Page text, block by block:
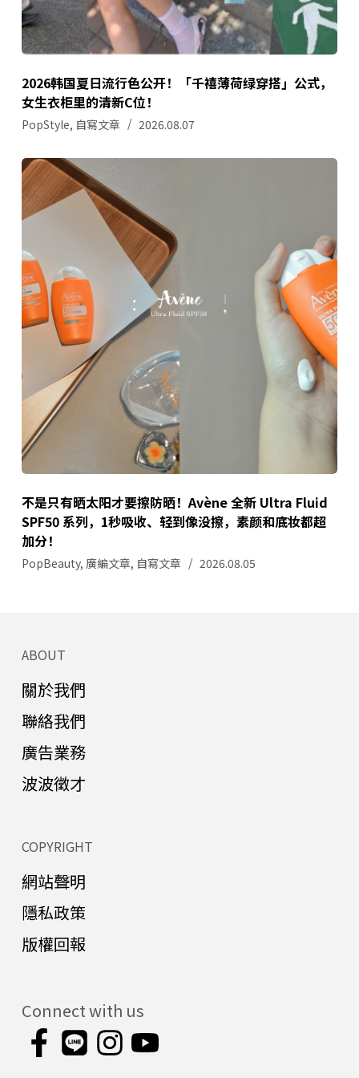
2026韩国夏日流行色公开！「千禧薄荷绿穿搭」公式，
女生衣柜里的清新C位！
PopStyle, 自寫文章 2026.08.07
不是只有晒太阳才要擦防晒！Avène 全新 Ultra Fluid
SPF50 系列，1秒吸收、轻到像没擦，素颜和底妆都超
加分！
PopBeauty, 廣編文章, 自寫文章 2026.08.05
ABOUT
關於我們
聯絡我們
廣告業務
波波徵才
COPYRIGHT
網站聲明
隱私政策
版權回報
Connect with us